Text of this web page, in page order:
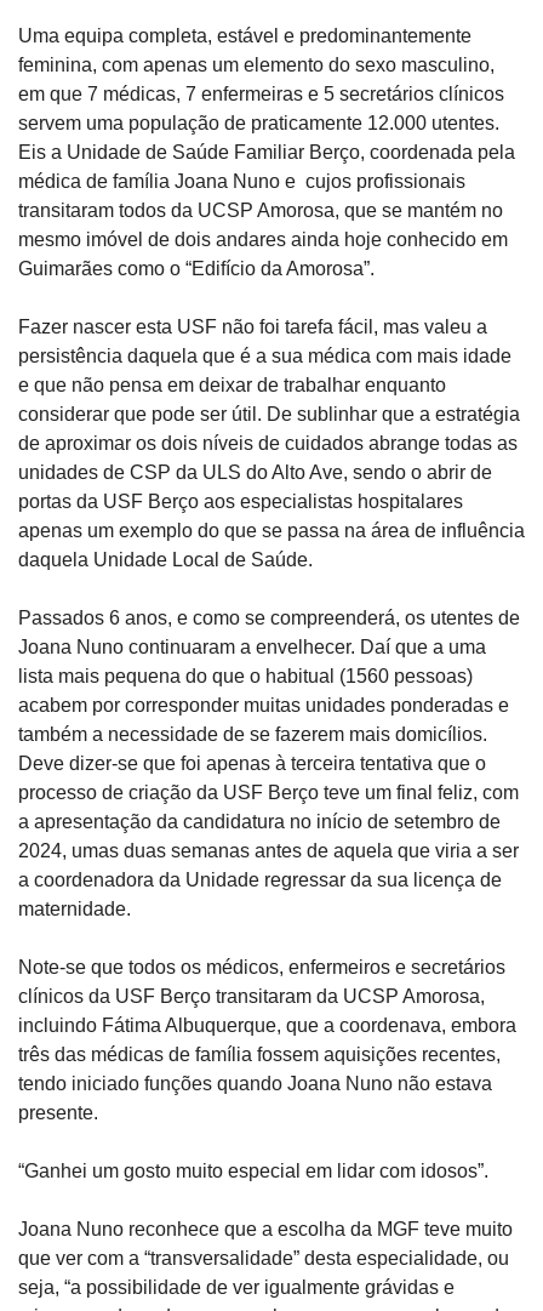
Uma equipa completa, estável e predominantemente
feminina, com apenas um elemento do sexo masculino,
em que 7 médicas, 7 enfermeiras e 5 secretários clínicos
servem uma população de praticamente 12.000 utentes.
Eis a Unidade de Saúde Familiar Berço, coordenada pela
médica de família Joana Nuno e  cujos profissionais
transitaram todos da UCSP Amorosa, que se mantém no
mesmo imóvel de dois andares ainda hoje conhecido em
Guimarães como o “Edifício da Amorosa”.
Fazer nascer esta USF não foi tarefa fácil, mas valeu a
persistência daquela que é a sua médica com mais idade
e que não pensa em deixar de trabalhar enquanto
considerar que pode ser útil. De sublinhar que a estratégia
de aproximar os dois níveis de cuidados abrange todas as
unidades de CSP da ULS do Alto Ave, sendo o abrir de
portas da USF Berço aos especialistas hospitalares
apenas um exemplo do que se passa na área de influência
daquela Unidade Local de Saúde.
Passados 6 anos, e como se compreenderá, os utentes de
Joana Nuno continuaram a envelhecer. Daí que a uma
lista mais pequena do que o habitual (1560 pessoas)
acabem por corresponder muitas unidades ponderadas e
também a necessidade de se fazerem mais domicílios.
Deve dizer-se que foi apenas à terceira tentativa que o
processo de criação da USF Berço teve um final feliz, com
a apresentação da candidatura no início de setembro de
2024, umas duas semanas antes de aquela que viria a ser
a coordenadora da Unidade regressar da sua licença de
maternidade.
Note-se que todos os médicos, enfermeiros e secretários
clínicos da USF Berço transitaram da UCSP Amorosa,
incluindo Fátima Albuquerque, que a coordenava, embora
três das médicas de família fossem aquisições recentes,
tendo iniciado funções quando Joana Nuno não estava
presente.
“Ganhei um gosto muito especial em lidar com idosos”.
Joana Nuno reconhece que a escolha da MGF teve muito
que ver com a “transversalidade” desta especialidade, ou
seja, “a possibilidade de ver igualmente grávidas e